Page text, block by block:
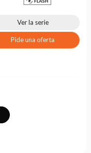
Ver la serie
Pide una oferta